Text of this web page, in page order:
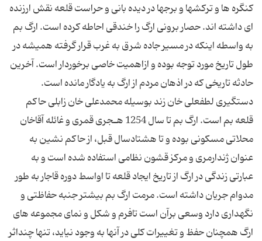
كنگره ها و تركشها و برجها در دیده بانی و حراست قلعه نقش ارزنده
ای داشته اند. حصار برونی ارگ را خندقی احاطه كرده است. ارگ بم
به واسطه اینكه در مسیر جاده شرق به غرب قرار گرفته همیشه در
طول تاریخ مورد توجه بوده و ازاهمیت خاصی برخوردار است. آخرین
حادثه تاریخی كه در اذهان مردم از ارگ به یادگار مانده است.
دستگیری لطفعلی خان زند بوسیله محمدعلی خان زابلی حاكم
قلعه بم است. ارگ بم تا سال 1254 هـجری قمری و غائله آقاخان
محلاتی مسكونی بوده و تا هشتادسال قبل، از حاكم نشین به
عنوان ژندارمری و مركز قشون نظامی استفاده شده است و به
عبارتی زندگی در ارگ از تاریخ ایجاد قلعه تا اواسط دوره قاجار به طور
مدوام جریان داشته است. مرمت ارگ بم بیشتر جنبه حفاظتی و
نگهداری دارد وسعی برآن است تافرم و شكل و نمای مجموعه های
ارگ همچنان حفظ و تغییرات كلی در آنها به وجود نیاید، تنها چنداثر